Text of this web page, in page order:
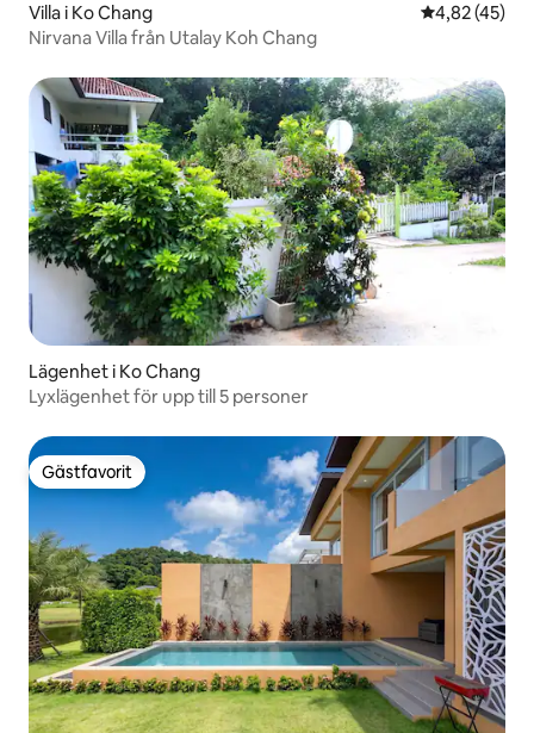
Villa i Ko Chang 4,82 av 5 i
4,82 (45)
Nirvana Villa från Utalay Koh Chang
Lägenhet i Ko Chang
Lyxlägenhet för upp till 5 personer
Gästfavorit
Gästfavorit